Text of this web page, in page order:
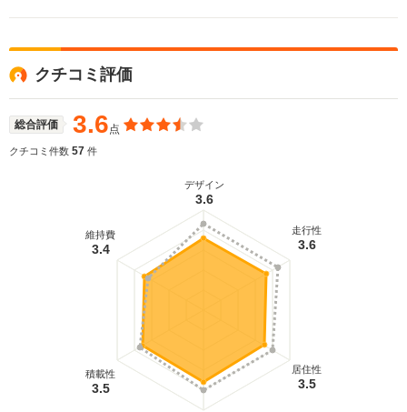
ー。FFの駆動方式を生かした3ナンバーボディに
は、室内幅1510mmというゆとりのキャビンがパッ
ケージングされる。トランク容量も517Lという、当
時クラストップレベルの収納力を確保していた。エ
ンジンの3LのV6と2.2Lの直4はワゴンと同じ。電子
制御サスやトラクションコントロールといった当時
クチコミ評価
総合評価 3.6点
クチコミ件数 57 件
デザイン
3.6
走行性
3.6
居住性
3.5
積載性
3.5
維持費
3.4